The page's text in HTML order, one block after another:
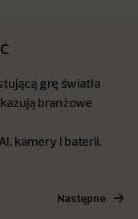
grę światła
branżowe
kamery i baterii.
Następne